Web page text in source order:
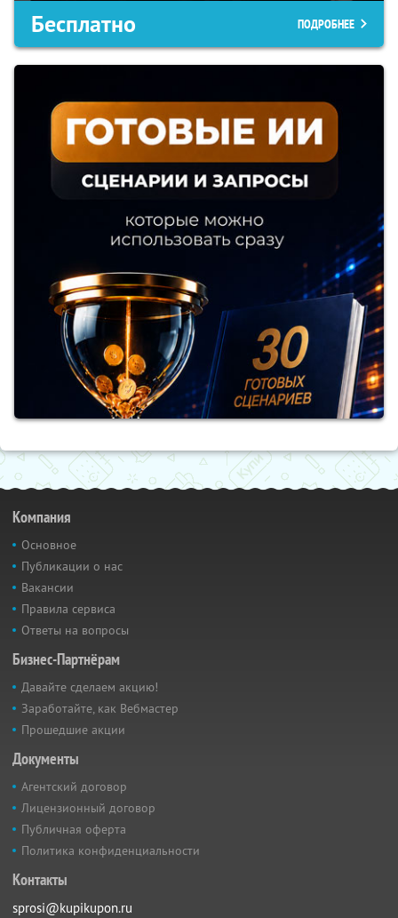
Бесплатно ПОДРОБНЕЕ
Компания
Основное
Публикации о нас
Вакансии
Правила сервиса
Ответы на вопросы
Бизнес-Партнёрам
Давайте сделаем акцию!
Заработайте, как Вебмастер
Прошедшие акции
Документы
Агентский договор
Лицензионный договор
Публичная оферта
Политика конфиденциальности
Контакты
sprosi@kupikupon.ru